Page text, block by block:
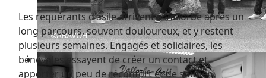
Les requérants d'asile arrivent à Vallorbe après un
long parcours, souvent douloureux, et y restent
plusieurs semaines. Engagés et solidaires, les
bénévoles essayent de créer un contact et
apporter un peu de réconfort et de soutien.